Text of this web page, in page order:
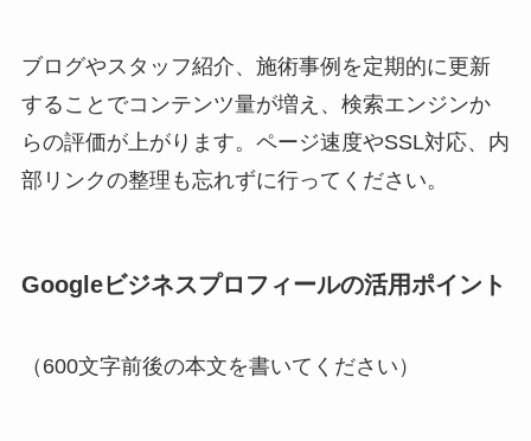
ブログやスタッフ紹介、施術事例を定期的に更新
することでコンテンツ量が増え、検索エンジンか
らの評価が上がります。ページ速度やSSL対応、内
部リンクの整理も忘れずに行ってください。
Googleビジネスプロフィールの活用ポイント
（600文字前後の本文を書いてください）